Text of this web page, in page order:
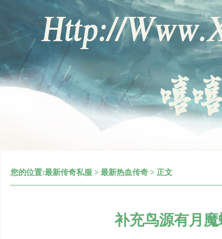
您的位置:最新传奇私服 > 最新热血传奇 > 正文
补充鸟源有月